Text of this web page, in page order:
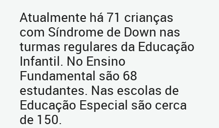
Atualmente há 71 crianças
com Síndrome de Down nas
turmas regulares da Educação
Infantil. No Ensino
Fundamental são 68
estudantes. Nas escolas de
Educação Especial são cerca
de 150.